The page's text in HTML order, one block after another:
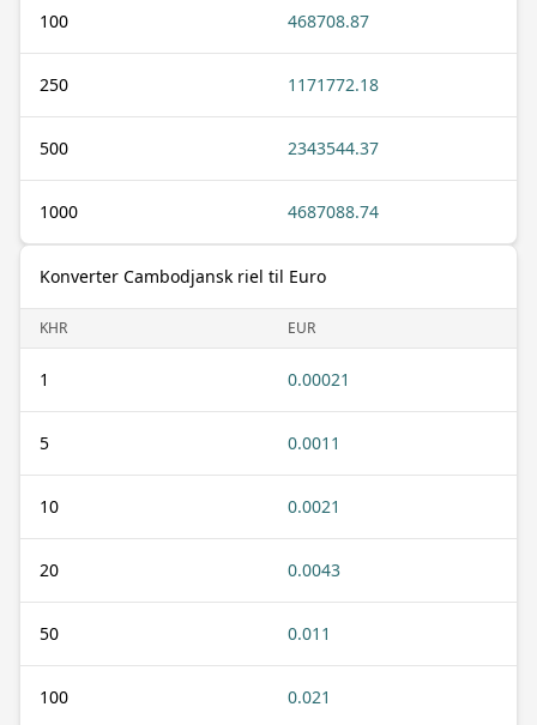
100 468708.87
250 1171772.18
500 2343544.37
1000 4687088.74
Konverter Cambodjansk riel til Euro
KHR EUR
1 0.00021
5 0.0011
10 0.0021
20 0.0043
50 0.011
100 0.021